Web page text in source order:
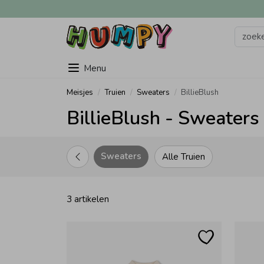
Menu
Meisjes Truien Sweaters BillieBlush
BillieBlush -
Alle Truien
Sweaters
3 artikelen